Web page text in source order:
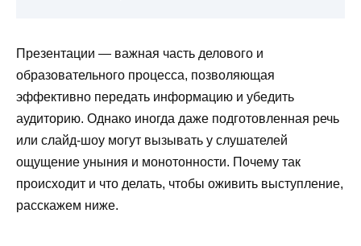
Презентации — важная часть делового и
образовательного процесса, позволяющая
эффективно передать информацию и убедить
аудиторию. Однако иногда даже подготовленная речь
или слайд-шоу могут вызывать у слушателей
ощущение уныния и монотонности. Почему так
происходит и что делать, чтобы оживить выступление,
расскажем ниже.